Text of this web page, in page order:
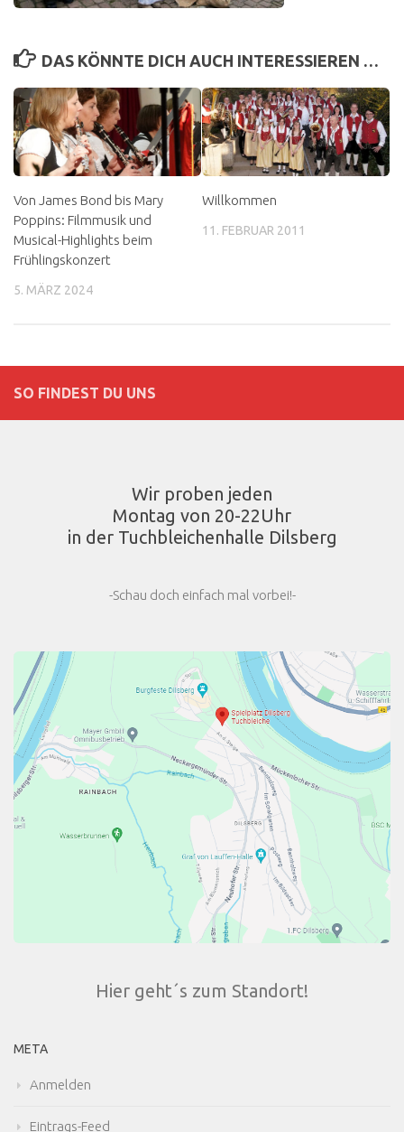
DAS KÖNNTE DICH AUCH INTERESSIEREN …
Von James Bond bis Mary
Poppins: Filmmusik und
Musical-Highlights beim
Frühlingskonzert
5. MÄRZ 2024
Willkommen
11. FEBRUAR 2011
SO FINDEST DU UNS
Wir proben jeden
Montag von 20-22Uhr
in der Tuchbleichenhalle Dilsberg
-Schau doch einfach mal vorbei!-
Hier geht´s zum Standort!
META
Anmelden
Eintrags-Feed